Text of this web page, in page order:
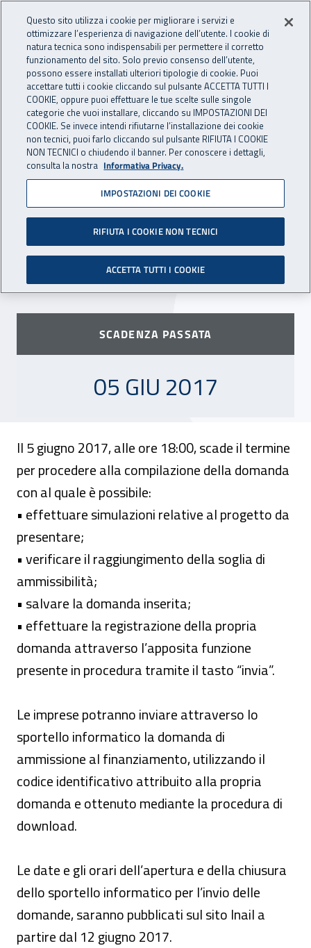
INAIL - Istituto Nazionale
Apri cerca
Navigazione principale
Navigazione - Ti trovi in:
Home Inail comunica Scadenze Scadenza
Bando Isi 2016: in scadenza
la prima fase
Scade il 5 giugno 2017 la fase di compilazione e
salvataggio delle domande di accesso ai
finanziamenti per progetti di miglioramento dei
livelli di salute e sicurezza nei luoghi di lavoro.
SCADENZA PASSATA
05 GIUGNO 2017
05 GIU 2017
Il 5 giugno 2017, alle ore 18:00, scade il termine
per procedere alla compilazione della domanda
con al quale è possibile:
• effettuare simulazioni relative al progetto da
presentare;
• verificare il raggiungimento della soglia di
ammissibilità;
• salvare la domanda inserita;
• effettuare la registrazione della propria
domanda attraverso l’apposita funzione
presente in procedura tramite il tasto “invia”.
Le imprese potranno inviare attraverso lo
sportello informatico la domanda di
ammissione al finanziamento, utilizzando il
codice identificativo attribuito alla propria
domanda e ottenuto mediante la procedura di
download.
Le date e gli orari dell’apertura e della chiusura
dello sportello informatico per l’invio delle
domande, saranno pubblicati sul sito Inail a
partire dal 12 giugno 2017.
Questo sito utilizza i cookie per migliorare i servizi e
ottimizzare l’esperienza di navigazione dell’utente. I cookie di
natura tecnica sono indispensabili per permettere il corretto
funzionamento del sito. Solo previo consenso dell’utente,
possono essere installati ulteriori tipologie di cookie. Puoi
accettare tutti i cookie cliccando sul pulsante ACCETTA TUTTI I
COOKIE, oppure puoi effettuare le tue scelte sulle singole
categorie che vuoi installare, cliccando su IMPOSTAZIONI DEI
COOKIE. Se invece intendi rifiutarne l’installazione dei cookie
non tecnici, puoi farlo cliccando sul pulsante RIFIUTA I COOKIE
NON TECNICI o chiudendo il banner. Per conoscere i dettagli,
consulta la nostra Informativa Privacy.
IMPOSTAZIONI DEI COOKIE
RIFIUTA I COOKIE NON TECNICI
ACCETTA TUTTI I COOKIE